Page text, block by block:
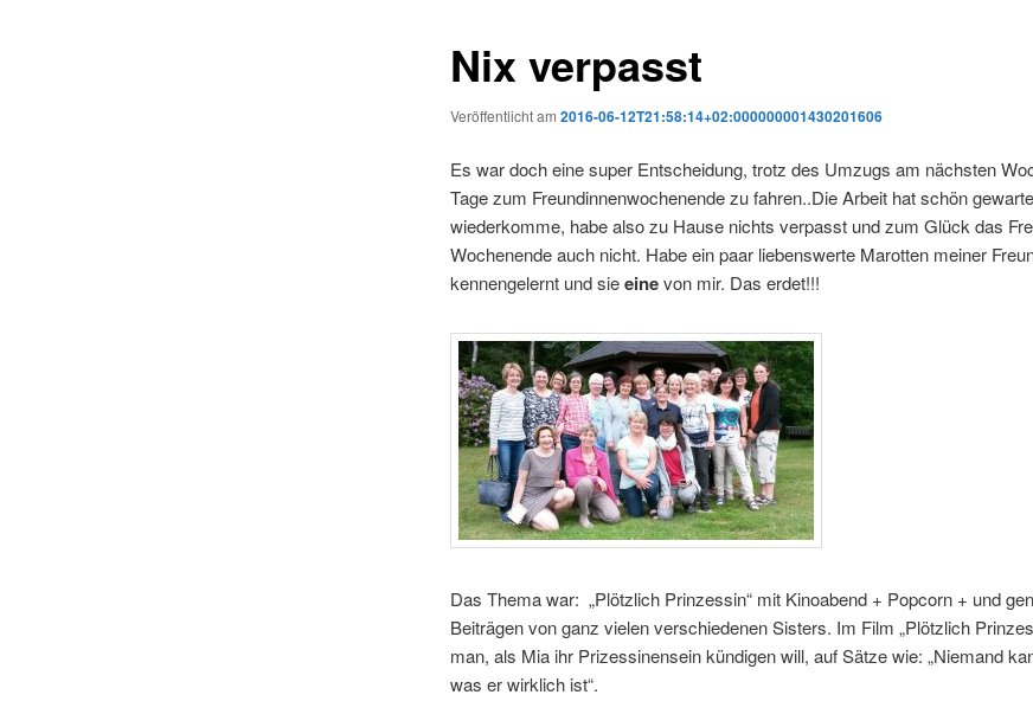
Nix verpasst
Veröffentlicht am 2016-06-12T21:58:14+02:000000001430201606
Es war doch eine super Entscheidung, trotz des Umzugs am nächsten
Tage zum Freundinnenwochenende zu fahren..Die Arbeit hat schön
wiederkomme, habe also zu Hause nichts verpasst und zum Glück das
Wochenende auch nicht. Habe ein paar liebenswerte Marotten meiner
kennengelernt und sieeinevon mir. Das erdet!!!
Das Thema war: „Plötzlich Prinzessin“ mit Kinoabend + Popcorn + und
Beiträgen von ganz vielen verschiedenen Sisters. Im Film „Plötzlich
man, als Mia ihr Prizessinensein kündigen will, auf Sätze wie: „Niemand
was er wirklich ist“.